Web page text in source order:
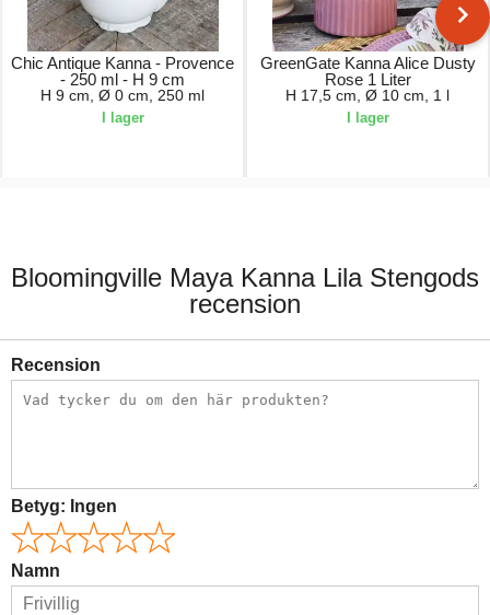
Chic Antique Kanna - Provence
- 250 ml - H 9 cm
H 9 cm, Ø 0 cm, 250 ml
I lager
GreenGate Kanna Alice Dusty
Rose 1 Liter
H 17,5 cm, Ø 10 cm, 1 l
I lager
Bloomingville Maya Kanna Lila Stengods
recension
Recension
Betyg: Ingen
Namn